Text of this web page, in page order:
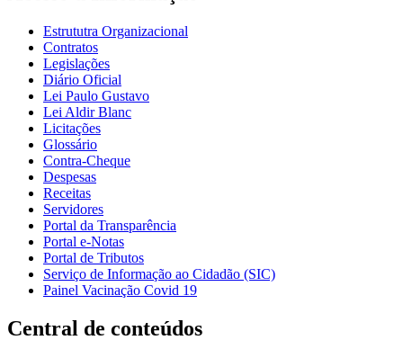
Estrututra Organizacional
Contratos
Legislações
Diário Oficial
Lei Paulo Gustavo
Lei Aldir Blanc
Licitações
Glossário
Contra-Cheque
Despesas
Receitas
Servidores
Portal da Transparência
Portal e-Notas
Portal de Tributos
Serviço de Informação ao Cidadão (SIC)
Painel Vacinação Covid 19
Central de conteúdos